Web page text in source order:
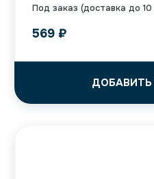
Под заказ (доставка до
569 ₽
ДОБАВИТЬ